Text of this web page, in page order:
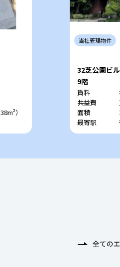
）
当社管理物件
32芝公園ビル
9階
賃料
共益費
面積
最寄駅
全ての